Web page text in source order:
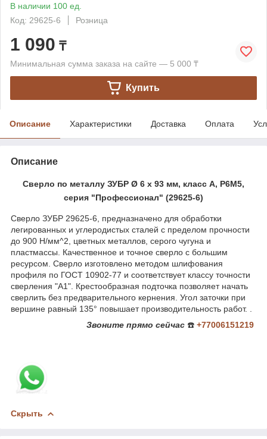
В наличии 100 ед.
Код: 29625-6
Розница
1 090 ₸
Минимальная сумма заказа на сайте — 5 000 ₸
Купить
Описание Характеристики Доставка Оплата
Описание
Сверло по металлу ЗУБР Ø 6 x 93 мм, класс А, Р6М5,
серия "Профессионал" (29625-6)
Сверло ЗУБР 29625-6, предназначено для обработки
легированных и углеродистых сталей с пределом прочности
до 900 Н/мм^2, цветных металлов, серого чугуна и
пластмассы. Качественное и точное сверло с большим
ресурсом. Сверло изготовлено методом шлифования
профиля по ГОСТ 10902-77 и соответствует классу точности
сверления "А1". Крестообразная подточка позволяет начать
сверлить без предварительного кернения. Угол заточки при
вершине равный 135° повышает производительность работ. .
Звоните прямо сейчас ☎️ +77006151219
Скрыть